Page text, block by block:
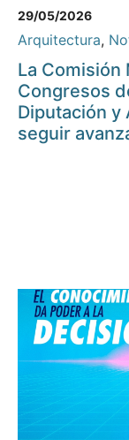
29/05/2026
Arquitectura,
La Comisión
Congresos
Diputación y
seguir